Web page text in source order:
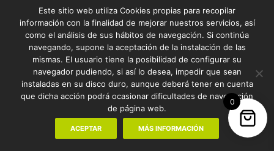
Escritura (387)
Escuadra (0)
Espátula Facial (0)
Especiero (0)
Espejo Multifunción
0
Este sitio web utiliza Cookies propias para recopilar
información con la finalidad de mejorar nuestros servicios, así
como el análisis de sus hábitos de navegación. Si continúa
navegando, supone la aceptación de la instalación de las
mismas. El usuario tiene la posibilidad de configurar su
navegador pudiendo, si así lo desea, impedir que sean
instaladas en su disco duro, aunque deberá tener en cuenta
que dicha acción podrá ocasionar dificultades de navegación
de página web.
ACEPTAR MÁS INFORMACIÓN